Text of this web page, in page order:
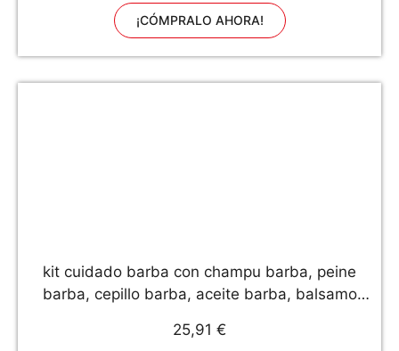
¡CÓMPRALO AHORA!
kit cuidado barba con champu barba, peine
barba, cepillo barba, aceite barba, balsamo
almacenamiento,libro electronico cuidado
25,91 €